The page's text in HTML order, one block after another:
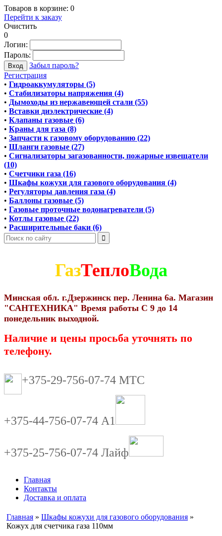
Товаров в корзине: 0
Перейти к заказу
Очистить
0
Логин:
Пароль:
Забыл пароль?
Регистрация
• Гидроаккумуляторы (5)
• Стабилизаторы напряжения (4)
• Дымоходы из нержавеющей стали (55)
• Вставки диэлектрические (4)
• Клапаны газовые (6)
• Краны для газа (8)
• Запчасти к газовому оборудованию (22)
• Шланги газовые (27)
• Сигнализаторы загазованности, пожарные извещатели
(10)
• Счетчики газа (16)
• Шкафы кожухи для газового оборудования (4)
• Регуляторы давления газа (4)
• Баллоны газовые (5)
• Газовые проточные водонагреватели (5)
• Котлы газовые (22)
• Расширительные баки (6)
ГазТеплоВода
Минская обл. г.Дзержинск пер. Ленина 6а. Магазин
"САНТЕХНИКА" Время работы С 9 до 14
понедельник выходной.
Наличие и цены просьба уточнять по
телефону.
+375-29-756-07-74 МТС
+375-44-756-07-74 А1
+375-25-756-07-74 Лайф
Главная
Контакты
Доставка и оплата
Главная » Шкафы кожухи для газового оборудования »
Кожух для счетчика газа 110мм